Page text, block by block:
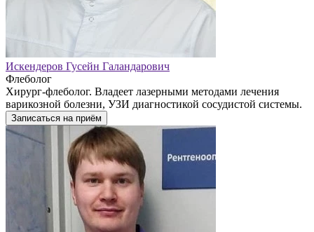
Искендеров Гусейн Галандарович
Флеболог
Хирург-флеболог. Владеет лазерными методами лечения
варикозной болезни, УЗИ диагностикой сосудистой системы.
Записаться на приём